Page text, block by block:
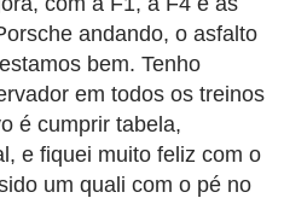
andando, o asfalto
bem. Tenho
em todos os treinos
é cumprir tabela,
e fiquei muito feliz com o
um quali com o pé no